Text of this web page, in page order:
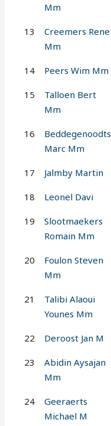
Mm
13
Creemers Rene
Mm
14 Peers Wim Mm
15
Talloen Bert
Mm
16
Beddegenoodts
Marc Mm
17 Jalmby Martin
18 Leonel Davi
19
Slootmaekers
Romain Mm
20
Foulon Steven
Mm
21
Talibi Alaoui
Younes Mm
22 Deroost Jan M
23
Abidin Aysajan
Mm
24
Geeraerts
Michael M